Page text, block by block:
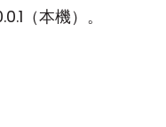
（本機）。